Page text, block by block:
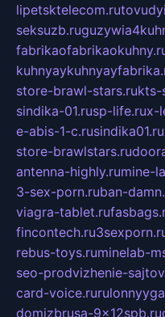
lipetsktelecom.ru
seksuzb.ru
store-brawl-stars.rukts-
sindika-01.rusp-life.rux-
e-abis-1-c.rusindika01.ru
store-brawlstars.ru
antenna-highly.rumine-
3-sex-porn.ruban-
viagra-tablet.ru
fincontech.ru
rebus-toys.ruminelab-
seo-prodvizhenie-
card-voice.ru
domizbrusa-9x12spb.ru